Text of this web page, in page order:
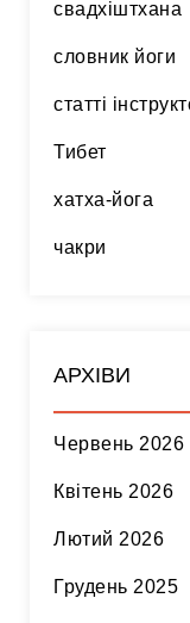
свадхіштхана
словник йоги
статті
Тибет
хатха-йога
чакри
АРХІВИ
Червень 2026
Квітень 2026
Лютий 2026
Грудень 2025